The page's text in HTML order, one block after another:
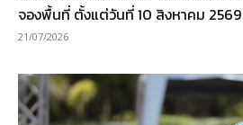
จองพื้นที่ ตั้งแต่วันที่ 10 สิงหาคม
21/07/2026